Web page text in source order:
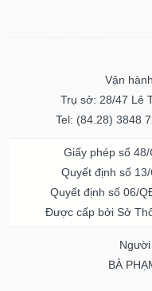
Vận
Trụ sở: 28/47 Lê
Tel: (84.28) 3848
Giấy phép số
Quyết định số
Quyết định số 06/
Được cấp bởi Sở
Người
BÀ